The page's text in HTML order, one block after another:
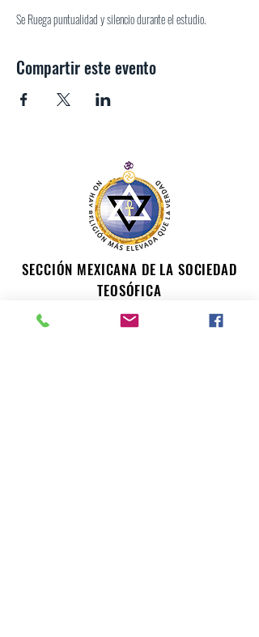
Se Ruega puntualidad y silencio durante el estudio.
Compartir este evento
SECCIÓN MEXICANA DE LA SOCIEDAD
TEOSÓFICA